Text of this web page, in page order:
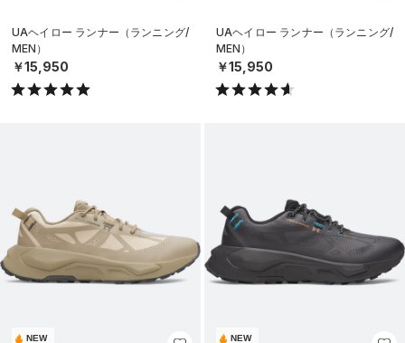
UAヘイロー ランナー（ランニング/
MEN）
￥15,950
UAヘイロー ランナー（ランニング/
MEN）
￥15,950
NEW NEW